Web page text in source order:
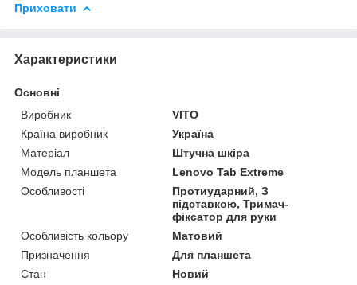
Приховати
Характеристики
Основні
Виробник
VITO
Країна виробник
Україна
Матеріал
Штучна шкіра
Модель планшета
Lenovo Tab Extreme
Особливості
Протиударний, З
підставкою, Тримач-
фіксатор для руки
Особливість кольору
Матовий
Призначення
Для планшета
Стан
Новий